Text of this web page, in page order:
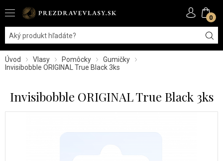
0
Úvod Vlasy Pomôcky
Gumičky
Invisibobble ORIGINAL True Black 3ks
Invisibobble ORIGINAL True Black 3ks